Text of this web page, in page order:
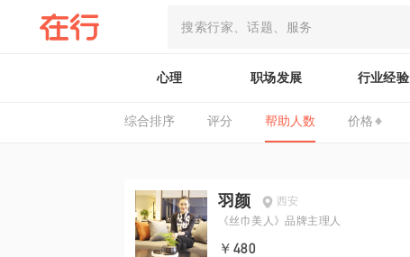
心理 职场发展 行业经验
综合排序 评分 帮助人数 价格
羽颜
西安
《丝巾美人》品牌主理人
￥480